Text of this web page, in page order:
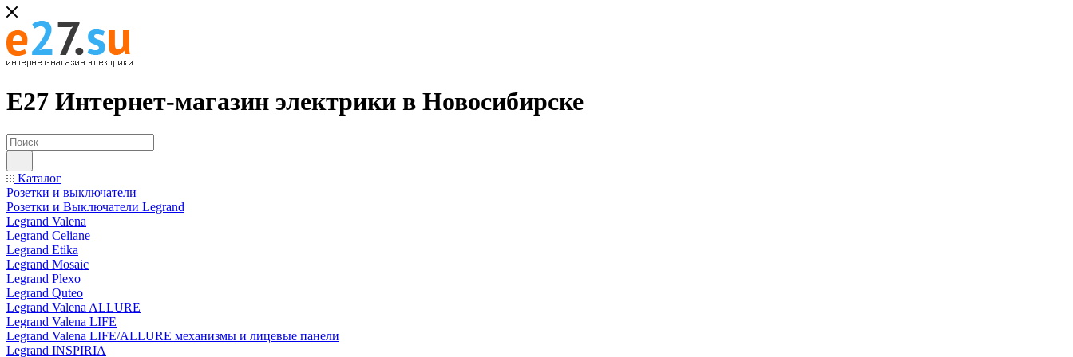
Е27 Интернет-магазин электрики в Новосибирске
Каталог
Розетки и выключатели
Розетки и Выключатели Legrand
Legrand Valena
Legrand Celiane
Legrand Etika
Legrand Mosaic
Legrand Plexo
Legrand Quteo
Legrand Valena ALLURE
Legrand Valena LIFE
Legrand Valena LIFE/ALLURE механизмы и лицевые панели
Legrand INSPIRIA